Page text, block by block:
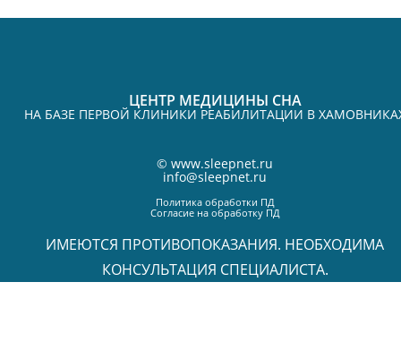
ЦЕНТР МЕДИЦИНЫ СНА
НА БАЗЕ ПЕРВОЙ КЛИНИКИ РЕАБИЛИТАЦИИ В
© www.sleepnet.ru
info@sleepnet.ru
Политика обработки ПД
Согласие на обработку ПД
ИМЕЮТСЯ ПРОТИВОПОКАЗАНИЯ. НЕОБХОДИМА
КОНСУЛЬТАЦИЯ СПЕЦИАЛИСТА.